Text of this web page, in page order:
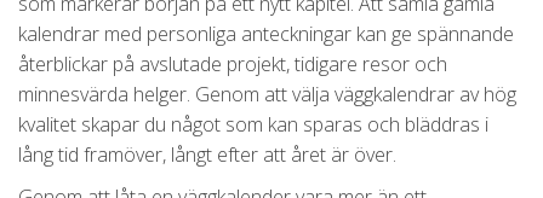
kalendrar med personliga anteckningar kan ge spännande
återblickar på avslutade projekt, tidigare resor och
minnesvärda helger. Genom att välja väggkalendrar av hög
kvalitet skapar du något som kan sparas och bläddras i
lång tid framöver, långt efter att året är över.